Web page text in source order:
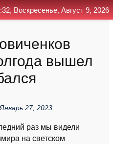
вышел
27, 2023
раз мы видели
на светском
Воскресенье, Август 9, 2026